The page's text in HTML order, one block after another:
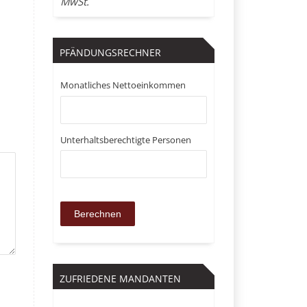
PFÄNDUNGSRECHNER
Monatliches Nettoeinkommen
Unterhaltsberechtigte Personen
ZUFRIEDENE MANDANTEN